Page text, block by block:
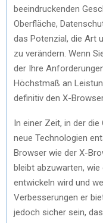
beeindruckenden
Oberfläche,
das Potenzial, die Art
zu verändern. Wenn
der Ihre
Höchstmaß an
definitiv den X-
In einer Zeit, in der
neue Technologien
Browser wie der X-
bleibt abzuwarten,
entwickeln wird und
Verbesserungen er
jedoch sicher sein,